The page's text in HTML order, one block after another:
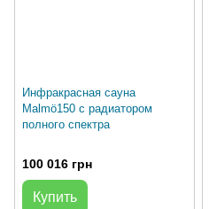
Инфракрасная сауна
Malmö150 с радиатором
полного спектра
100 016 грн
Купить